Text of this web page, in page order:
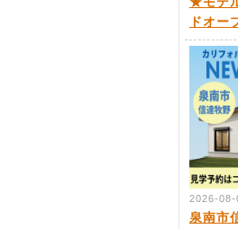
ドオー
2026-08-
泉南市